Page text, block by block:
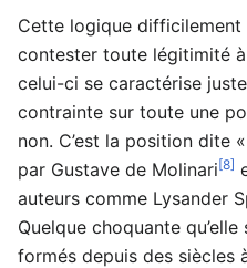
Cette logique
contester toute légitimité à
celui-ci se caractérise
contrainte sur toute une
non. C’est la position dite
par Gustave de Molinari[8]
auteurs comme Lysander
Quelque choquante
formés depuis des siècles